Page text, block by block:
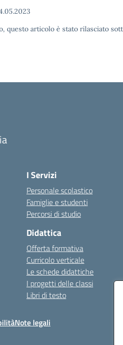
questo articolo è stato rilasciato
I Servizi
Personale scolastico
Famiglie e studenti
Percorsi di studio
Didattica
Offerta formativa
Curricolo verticale
Le schede didattiche
I progetti delle classi
Libri di testo
Note legali